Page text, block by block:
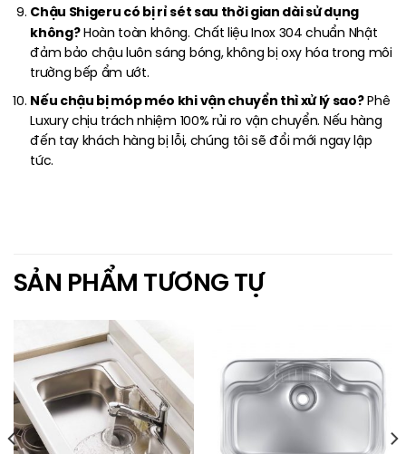
Chậu Shigeru có bị rỉ sét sau thời gian dài sử dụng
không?Hoàn toàn không. Chất liệu Inox 304 chuẩn Nhật
đảm bảo chậu luôn sáng bóng, không bị oxy hóa trong môi
trường bếp ẩm ướt.
Nếu chậu bị móp méo khi vận chuyển thì xử lý sao?Phê
Luxury chịu trách nhiệm 100% rủi ro vận chuyển. Nếu hàng
đến tay khách hàng bị lỗi, chúng tôi sẽ đổi mới ngay lập
tức.
SẢN PHẨM TƯƠNG TỰ